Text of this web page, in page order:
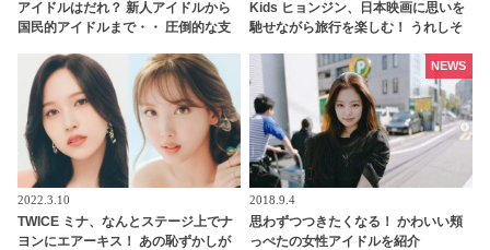
アイドルはだれ？ 新人アイドルから
国民的アイドルまで・・ 圧倒的な支
Kids ヒョンジン、日本映画に思いを
馳せながら旅行を楽しむ！ うれしそ
すぎる
2022.3.10
TWICE ミナ、なんとステージ上でナ
ヨンにエアーキス！ あの恥ずかしが
2018.9.4
思わずつつきたくなる！ かわいい頬
っぺたの女性アイドルを紹介
NEWS